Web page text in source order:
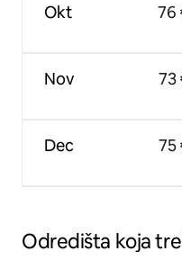
Okt
Nov
Dec
76
73
75
Odredišta koja